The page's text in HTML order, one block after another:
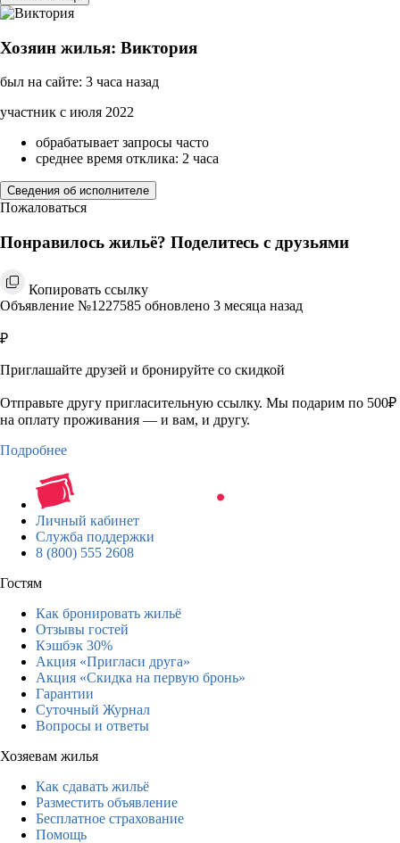
Хозяин жилья: Виктория
был на сайте: 3 часа назад
участник с июля 2022
обрабатывает запросы часто
среднее время отклика: 2 часа
Сведения об исполнителе
Пожаловаться
Понравилось жильё? Поделитесь с друзьями
Копировать ссылку
Объявление №1227585 обновлено 3 месяца назад
₽
Приглашайте друзей и бронируйте со скидкой
Отправьте другу пригласительную ссылку. Мы подарим по 500₽
на оплату проживания — и вам, и другу.
Подробнее
Личный кабинет
Служба поддержки
8 (800) 555 2608
Гостям
Как бронировать жильё
Отзывы гостей
Кэшбэк 30%
Акция «Пригласи друга»
Акция «Скидка на первую бронь»
Гарантии
Суточный Журнал
Вопросы и ответы
Хозяевам жилья
Как сдавать жильё
Разместить объявление
Бесплатное страхование
Помощь